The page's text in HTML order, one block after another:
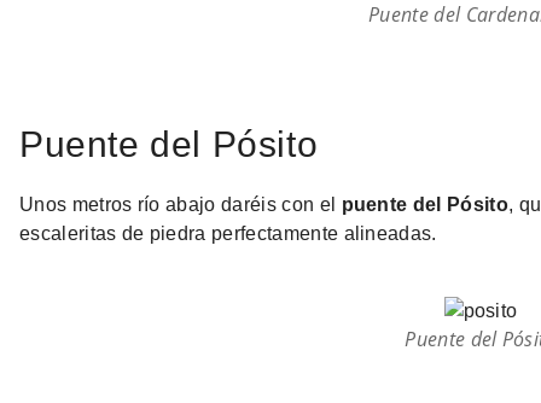
Puente del
Puente del Pósito
Unos metros río abajo daréis con el puente del Pósito,
escaleritas de piedra perfectamente alineadas.
Puente del